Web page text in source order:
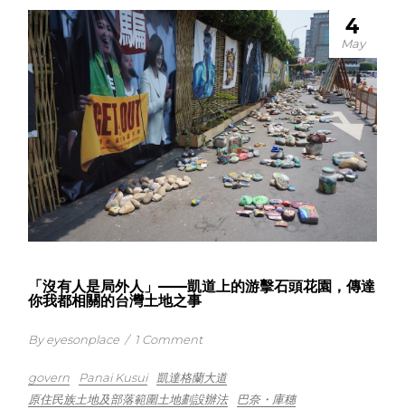
4
May
「沒有人是局外人」——凱道上的游擊石頭花園，傳達
你我都相關的台灣土地之事
By eyesonplace / 1 Comment
govern Panai Kusui
凱達格蘭大道
原住民族土地及部落範圍土地劃設辦法
巴奈・庫穗